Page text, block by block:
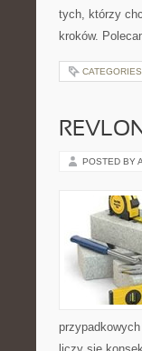
tych, którzy
kroków.
POSTED BY